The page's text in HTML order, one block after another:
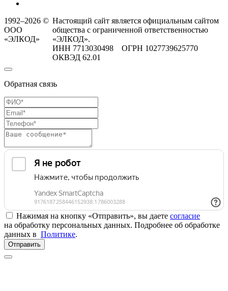
1992–2026 ©
ООО
«ЭЛКОД»
Настоящий сайт является официальным сайтом
общества с ограниченной ответственностью
«ЭЛКОД».
ИНН 7713030498 ОГРН 1027739625770
ОКВЭД 62.01
Обратная связь
Нажимая на кнопку «Отправить», вы даете согласие
на обработку персональных данных. Подробнее об обработке
данных в Политике.
Отправить